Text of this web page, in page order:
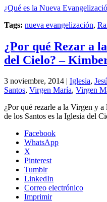
¿Qué es la Nueva
Tags: nueva evangelización,
¿Por qué Rezar a
del Cielo? –
3 noviembre, 2014 | Iglesia,
Santos, Virgen María, Virgen
¿Por qué rezarle a la Virgen y
de los Santos es la Iglesia del
Facebook
WhatsApp
X
Pinterest
Tumblr
LinkedIn
Correo electrónico
Imprimir